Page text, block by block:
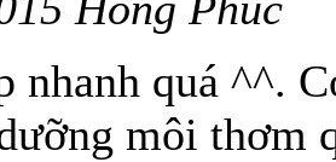
nhanh quá ^^.
môi thơm